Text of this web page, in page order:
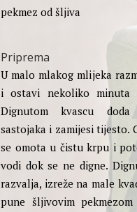
pekmez od šljiva
Priprema
U malo mlakog mlijeka
i ostavi nekoliko minuta
Dignutom kvascu
sastojaka i zamijesi tijesto.
se omota u čistu krpu i
vodi dok se ne digne.
razvalja, izreže na male
pune šljivovim